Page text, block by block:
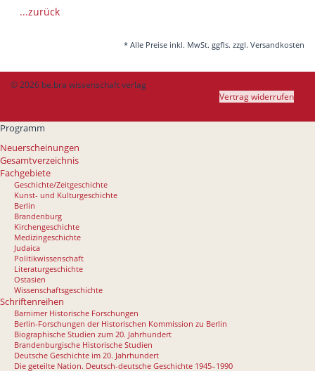
...zurück
* Alle Preise inkl. MwSt. ggfls. zzgl. Versandkosten
© 2026 be.bra wissenschaft verlag
Vertrag widerrufen
Programm
Neuerscheinungen
Gesamtverzeichnis
Fachgebiete
Geschichte/Zeitgeschichte
Kunst- und Kulturgeschichte
Berlin
Brandenburg
Kirchengeschichte
Medizingeschichte
Judaica
Politikwissenschaft
Literaturgeschichte
Ostasien
Wissenschaftsgeschichte
Schriftenreihen
Barnimer Historische Forschungen
Berlin-Forschungen der Historischen Kommission zu Berlin
Biographische Studien zum 20. Jahrhundert
Brandenburgische Historische Studien
Deutsche Geschichte im 20. Jahrhundert
Die geteilte Nation. Deutsch-deutsche Geschichte 1945–1990